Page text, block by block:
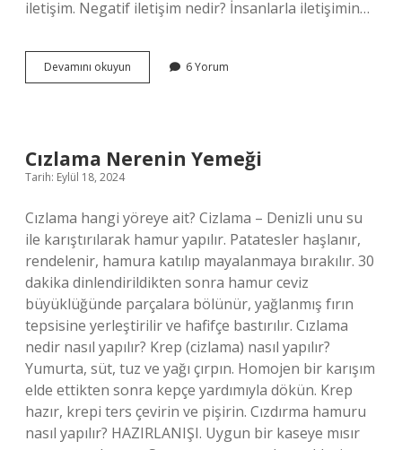
iletişim. Negatif iletişim nedir? İnsanlarla iletişimin…
Devamını okuyun Olumsuz
Iletişim
6 Yorum
Cızlama Nerenin Yemeği
Tarih: Eylül 18, 2024
Cızlama hangi yöreye ait? Cizlama – Denizli unu su
ile karıştırılarak hamur yapılır. Patatesler haşlanır,
rendelenir, hamura katılıp mayalanmaya bırakılır. 30
dakika dinlendirildikten sonra hamur ceviz
büyüklüğünde parçalara bölünür, yağlanmış fırın
tepsisine yerleştirilir ve hafifçe bastırılır. Cızlama
nedir nasıl yapılır? Krep (cizlama) nasıl yapılır?
Yumurta, süt, tuz ve yağı çırpın. Homojen bir karışım
elde ettikten sonra kepçe yardımıyla dökün. Krep
hazır, krepi ters çevirin ve pişirin. Cızdırma hamuru
nasıl yapılır? HAZIRLANIŞI. Uygun bir kaseye mısır